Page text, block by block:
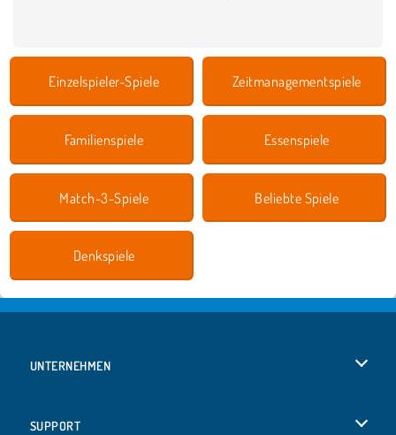
Einzelspieler-Spiele Zeitmanagementspiele
Familienspiele Essenspiele
Match-3-Spiele Beliebte Spiele
Denkspiele
UNTERNEHMEN
SUPPORT